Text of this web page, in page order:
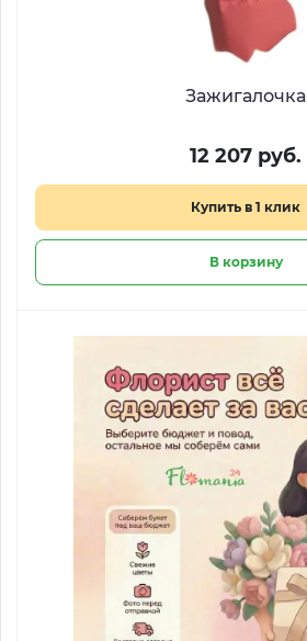
Зажигалочка
12 207 руб.
Купить в 1 клик
В корзину